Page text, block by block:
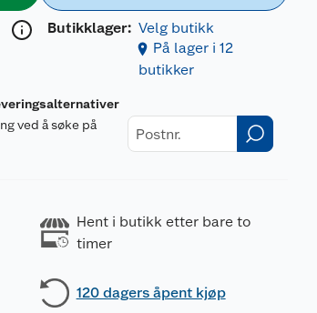
Butikklager: Velg butikk
På lager i 12
butikker
ved å søke på
Hent i butikk etter bare to
timer
120 dagers åpent kjøp